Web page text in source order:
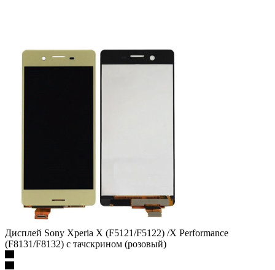
Дисплей Sony Xperia X (F5121/F5122) /X Performance
(F8131/F8132) с тачскрином (розовый)
Уточнить у менеджера